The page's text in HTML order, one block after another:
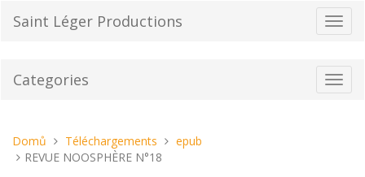
Saint Léger Productions
Categories
Nacházíte
se
Domů Téléchargements
epub
REVUE NOOSPHÈRE N°18